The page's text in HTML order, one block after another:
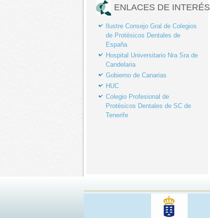
ENLACES DE INTERÉS
Ilustre Consejo Gral de Colegios
de Protésicos Dentales de
España
Hospital Universitario Nra Sra de
Candelaria
Gobierno de Canarias
HUC
Colegio Profesional de
Protésicos Dentales de SC de
Tenerife